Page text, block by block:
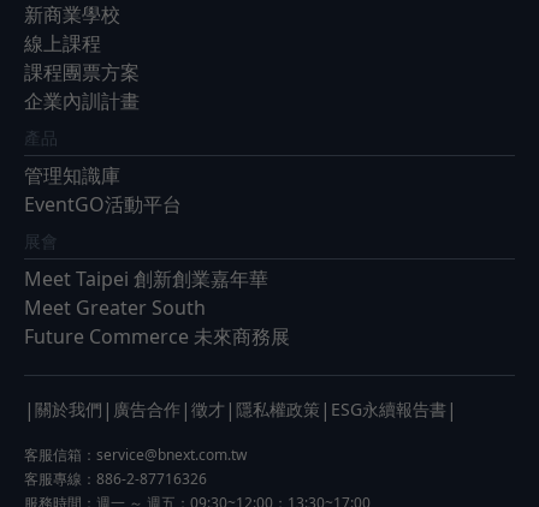
新商業學校
線上課程
課程團票方案
企業內訓計畫
產品
管理知識庫
EventGO活動平台
展會
Meet Taipei 創新創業嘉年華
Meet Greater South
Future Commerce 未來商務展
| 關於我們 | 廣告合作 | 徵才 | 隱私權政策 | ESG永續報告書 |
客服信箱： service@bnext.com.tw
客服專線：886-2-87716326